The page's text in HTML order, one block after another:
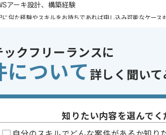
アーキ設計、構築経験
似た経験やスキルをお持ちであれば申し込み可能なケース
件
有
サイト
15日
ックフリーランスに
について 詳しく聞いて
知りたい内容を選んでく